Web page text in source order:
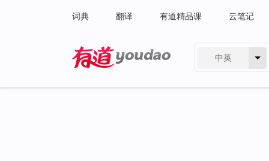
词典 翻译 有道精品课 云笔记
中英